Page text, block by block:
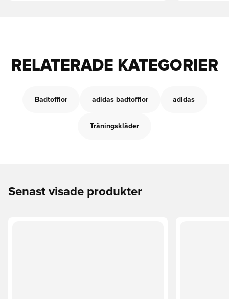
RELATERADE KATEGORIER
Badtofflor adidas badtofflor adidas
Träningskläder
Senast visade produkter